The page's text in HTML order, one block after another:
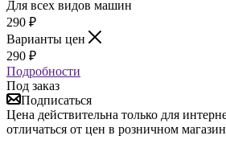
Для всех видов машин
290 ₽
Варианты цен
290 ₽
Подробности
Под заказ
Подписаться
Цена действительна только для
отличаться от цен в розничном